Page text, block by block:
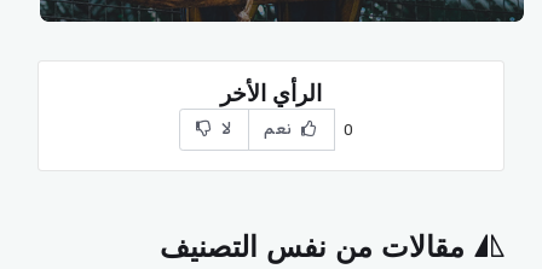
الرأي الأخر
0 نعم لا
مقالات من نفس التصنيف